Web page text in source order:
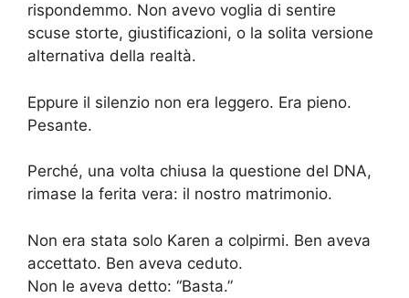
rispondemmo. Non avevo voglia di sentire
scuse storte, giustificazioni, o la solita versione
alternativa della realtà.
Eppure il silenzio non era leggero. Era pieno.
Pesante.
Perché, una volta chiusa la questione del DNA,
rimase la ferita vera: il nostro matrimonio.
Non era stata solo Karen a colpirmi. Ben aveva
accettato. Ben aveva ceduto.
Non le aveva detto: “Basta.”